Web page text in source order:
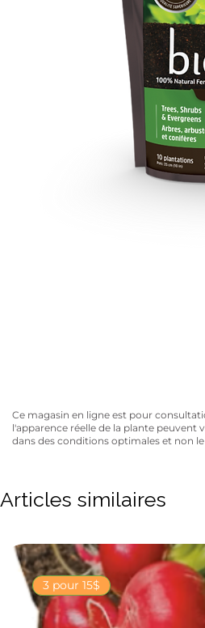
Ce magasin en ligne est pour
l'apparence réelle de la plante
dans des conditions optimales et non
Articles similaires
3 pour 15$